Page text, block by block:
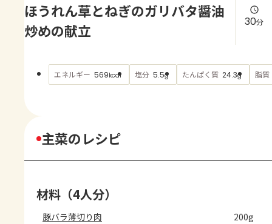
AJINOMOTO PARK とは
ほうれん草とねぎのガリバタ醤油
炒めの献立
30分
エネルギー 569kcal 塩分 5.5g たんぱく質 24.3g 脂質
主菜のレシピ
材料（4人分）
豚バラ薄切り肉 200g